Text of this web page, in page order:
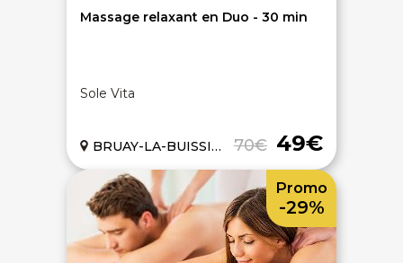
Massage relaxant en Duo - 30 min
Sole Vita
70€ 49€
BRUAY-LA-BUISSIERE (62)
Promo
-29%